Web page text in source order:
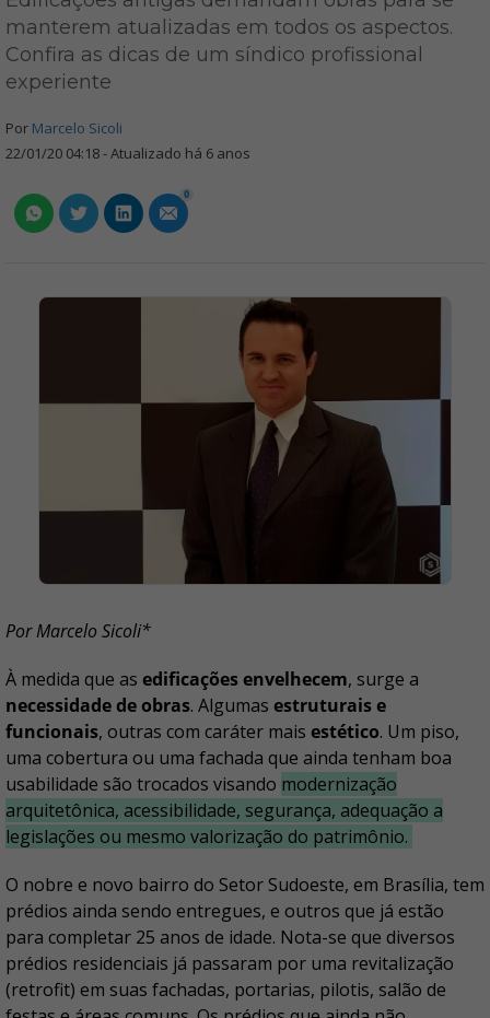
manterem atualizadas em todos os aspectos.
Confira as dicas de um síndico profissional
experiente
Por Marcelo Sicoli
22/01/20 04:18 - Atualizado há 6 anos
0
Por Marcelo Sicoli*
À medida que as edificações envelhecem, surge a
necessidade de obras. Algumas estruturais e
funcionais, outras com caráter mais estético. Um piso,
uma cobertura ou uma fachada que ainda tenham boa
usabilidade são trocados visando modernização
arquitetônica, acessibilidade, segurança, adequação a
legislações ou mesmo valorização do patrimônio.
O nobre e novo bairro do Setor Sudoeste, em Brasília, tem
prédios ainda sendo entregues, e outros que já estão
para completar 25 anos de idade. Nota-se que diversos
prédios residenciais já passaram por uma revitalização
(retrofit) em suas fachadas, portarias, pilotis, salão de